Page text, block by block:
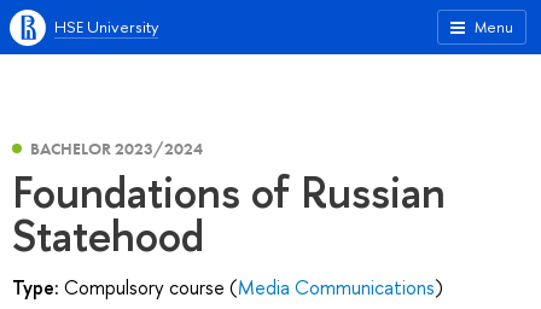
Menu
HSE University
BACHELOR 2023/2024
Foundations of Russian
Statehood
Type: Compulsory course (Media Communications)